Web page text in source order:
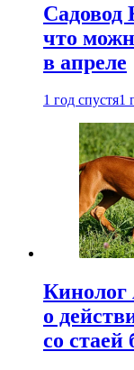
Садовод
что
в апреле
1 год спустя1
Кинолог
о
со стаей